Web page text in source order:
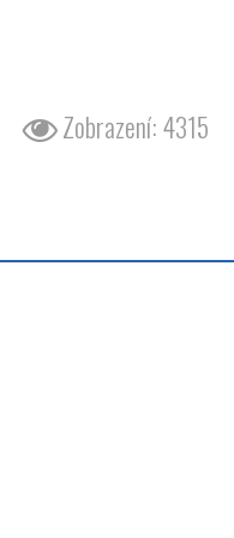
Zobrazení: 4315